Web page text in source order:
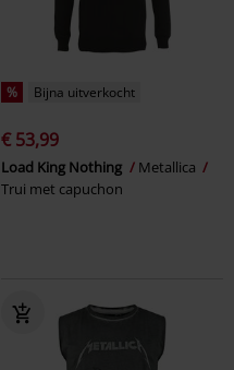
% Bijna uitverkocht
€ 53,99
Load King Nothing
Metallica
Trui met capuchon